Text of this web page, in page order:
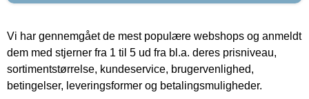
Vi har gennemgået de mest populære webshops og anmeldt
dem med stjerner fra 1 til 5 ud fra bl.a. deres prisniveau,
sortimentstørrelse, kundeservice, brugervenlighed,
betingelser, leveringsformer og betalingsmuligheder.